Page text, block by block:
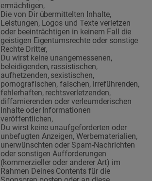
ermächtigen,
Die von Dir übermittelten Inhalte,
Leistungen, Logos und Texte verletzen
oder beeinträchtigen in keinem Fall die
geistigen Eigentumsrechte oder sonstige
Rechte Dritter,
Du wirst keine unangemessenen,
beleidigenden, rassistischen,
aufhetzenden, sexistischen,
pornografischen, falschen, irreführenden,
fehlerhaften, rechtsverletzenden,
diffamierenden oder verleumderischen
Inhalte oder Informationen
veröffentlichen,
Du wirst keine unaufgeforderten oder
unbefugten Anzeigen, Werbematerialien,
unerwünschten oder Spam-Nachrichten
oder sonstigen Aufforderungen
(kommerzieller oder anderer Art) im
Rahmen Deines Contents für die